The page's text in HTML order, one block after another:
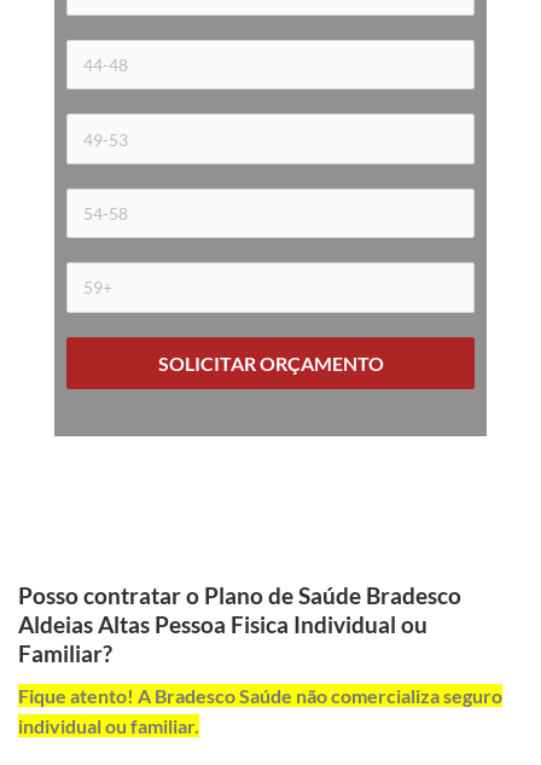
SOLICITAR ORÇAMENTO
Posso contratar o Plano de Saúde Bradesco
Aldeias Altas Pessoa Fisica Individual ou
Familiar?
Fique atento! A Bradesco Saúde não comercializa seguro
individual ou familiar.